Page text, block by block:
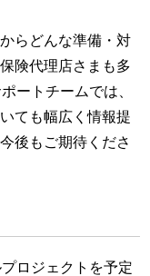
らどんな準備・対
険代理店さまも多
ートチームでは、
ても幅広く情報提
後もご期待くださ
ロジェクトを予定